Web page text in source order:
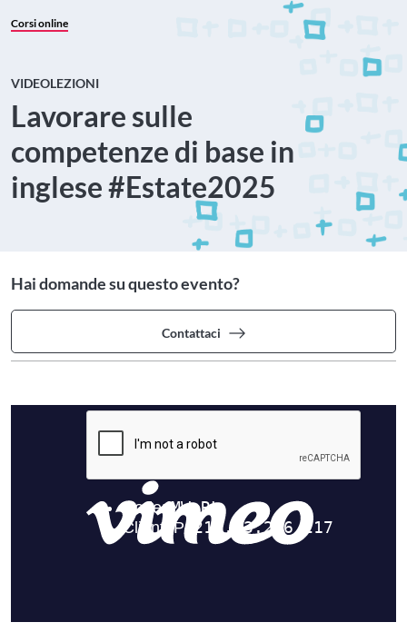
Corsi online
VIDEOLEZIONI
Lavorare sulle
competenze di base in
inglese #Estate2025
Hai domande su questo evento?
Contattaci